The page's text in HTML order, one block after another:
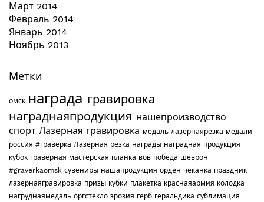
Март 2014
Февраль 2014
Январь 2014
Ноябрь 2013
Метки
омск награда гравировка
награднаяпродукция нашепроизводство
спорт Лазерная гравировка медаль лазернаярезка медали
россия #граверка Лазерная резка награды наградная продукция
кубок граверная мастерская планка вов победа шеврон
#graverkaomsk сувениры нашапродукция орден чеканка праздник
лазернаягравировка призы кубки плакетка краснаяармия колодка
нагруднаямедаль оргстекло эрозия герб геральдика сублимация